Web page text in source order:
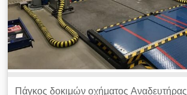
Πάγκος δοκιμών οχήματος Αναδευτήρας